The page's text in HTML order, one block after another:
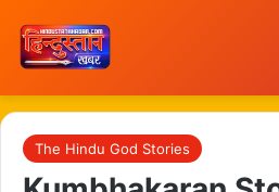
The Hindu God Stories